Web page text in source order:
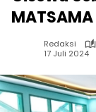
Redaksi
17 Juli 2024